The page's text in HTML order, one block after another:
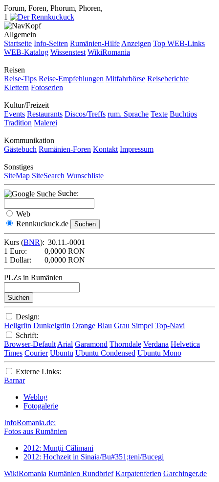
Forum, Foren, Phorum, Phoren,
1
Allgemein
Startseite Info-Seiten Rumänien-Hilfe Anzeigen Top WEB-Links
WEB-Katalog Wissenstest WikiRomania
Reisen
Reise-Tips Reise-Empfehlungen Mitfahrbörse Reiseberichte
Klettern Fotoserien
Kultur/Freizeit
Events Restaurants Discos/Treffs rum. Sprache Texte Buchtips
Tradition Malerei
Kommunikation
Gästebuch Rumänien-Foren Kontakt Impressum
Sonstiges
SiteMap SiteSearch Wunschliste
Suche:
Web
Rennkuckuck.de
Kurs (BNR): 30.11.-0001
1 Euro:
0,0000 RON
1 Dollar:
0,0000 RON
PLZs in Rumänien
Design:
Hellgrün Dunkelgrün Orange Blau Grau Simpel Top-Navi
Schrift:
Browser-Default Arial Garamond Thorndale Verdana Helvetica
Times Courier Ubuntu Ubuntu Condensed Ubuntu Mono
Externe Links:
Barnar
Weblog
Fotogalerie
InfoRomania.de:
Fotos aus Rumänien
2012: Munţii Călimani
2012: Hochzeit in Sinaia/Bu#351;teni/Bucegi
WikiRomania Rumänien Rundbrief Karpatenferien Garchinger.de